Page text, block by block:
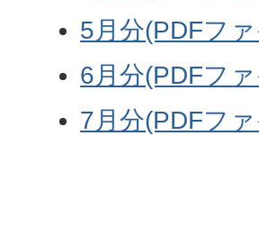
5月分(PDFフ
6月分(PDFフ
7月分(PDFフ